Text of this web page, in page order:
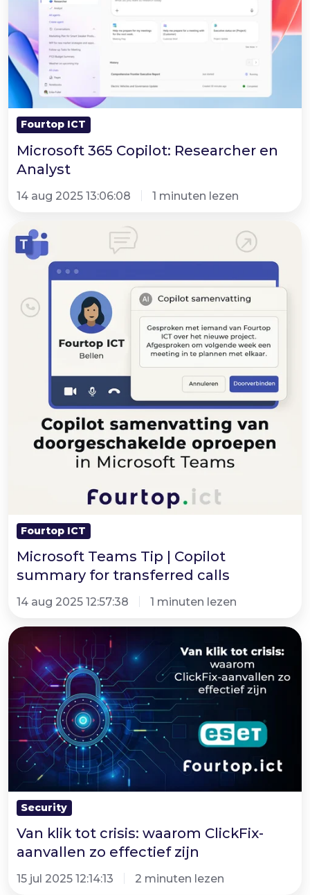
Researcher
en
Analyst
Fourtop ICT
Microsoft 365 Copilot: Researcher en
Analyst
14 aug 2025 13:06:08 1 minuten lezen
Microsoft
Teams
Copilot
Fourtop ICT
Microsoft Teams Tip | Copilot
summary for transferred calls
14 aug 2025 12:57:38 1 minuten lezen
Van
klik
tot
crisis:
waarom
ClickFix-
aanvallen
zo
effectief
zijnSecurity
Van klik tot crisis: waarom ClickFix-
aanvallen zo effectief zijn
15 jul 2025 12:14:13 2 minuten lezen